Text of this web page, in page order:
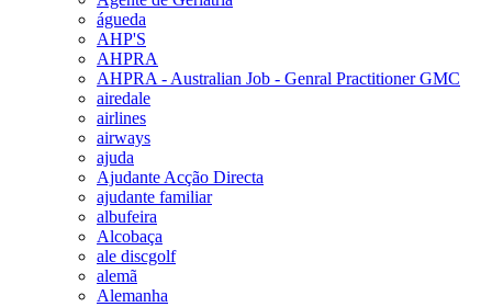
águeda
AHP'S
AHPRA
AHPRA - Australian Job - Genral Practitioner GMC
airedale
airlines
airways
ajuda
Ajudante Acção Directa
ajudante familiar
albufeira
Alcobaça
ale discgolf
alemã
Alemanha